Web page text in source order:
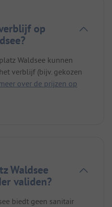
op
Waldsee kunnen
verblijf (bijv. gekozen
over de prijzen op
Waldsee
validen?
biedt geen sanitair